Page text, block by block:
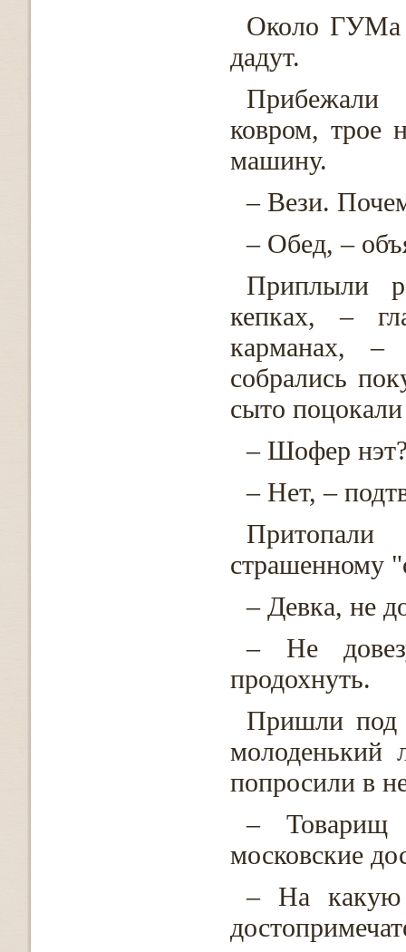
Около ГУМа
дадут.
Прибежали
ковром, трое
машину.
– Вези.
– Обед, –
Приплыли
кепках, –
карманах, –
собрались
сыто
– Шофер
– Нет, –
страшенному
– Девка, не
– Не
продохнуть.
Пришли под
молоденький
попросили в
– Товарищ
московские
– На какую